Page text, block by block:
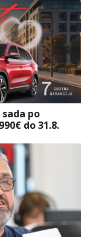
po
do 31.8.